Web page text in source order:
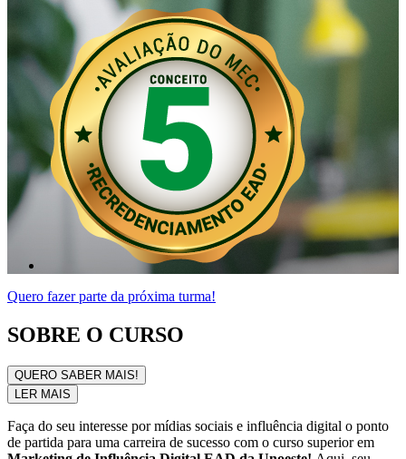
Quero fazer parte da próxima turma!
SOBRE O CURSO
QUERO SABER MAIS!
LER MAIS
Faça do seu interesse por mídias sociais e influência digital o ponto
de partida para uma carreira de sucesso com o curso superior em